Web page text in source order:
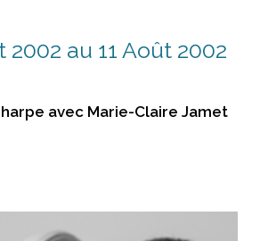
2002 au 11 Août 2002
avec Marie-Claire Jamet